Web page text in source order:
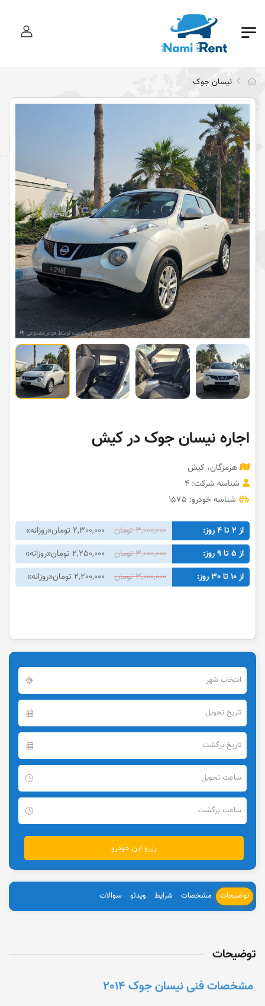
ورود
نیسان جوک
اجاره نیسان جوک در کیش
هرمزگان، کیش
شناسه شرکت: 4
شناسه خودرو: 1575
از 2 تا 4 روز: 3,000,000 تومان 2,300,000 تومان
«روزانه»
از 5 تا 9 روز:
3,000,000 تومان 2,250,000 تومان
«روزانه»
از 10 تا 30 روز:
3,000,000 تومان 2,200,000 تومان «روزانه»
توضیحات مشخصات شرایط ویدئو سوالات
توضیحات
مشخصات فنی نیسان جوک 2014